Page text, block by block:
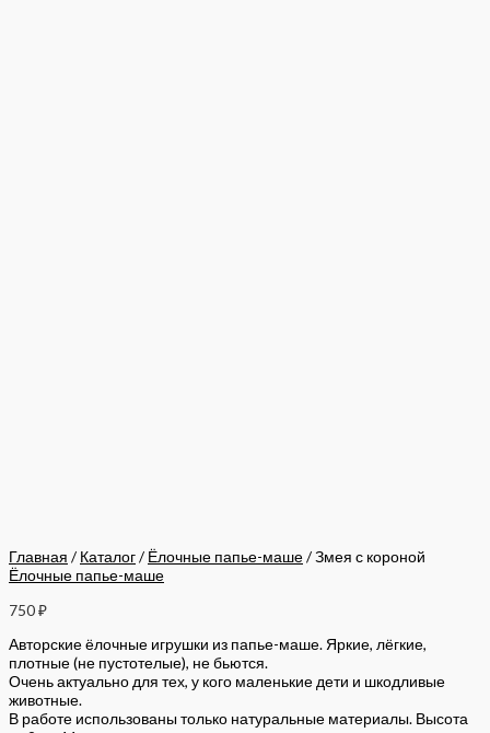
Главная / Каталог/ Ёлочные папье-маше/ Змея с короной
Ёлочные папье-маше
750₽
Авторские ёлочные игрушки из папье-маше. Яркие, лёгкие,
плотные (не пустотелые), не бьются.
Очень актуально для тех, у кого маленькие дети и шкодливые
животные.
В работе использованы только натуральные материалы. Высота